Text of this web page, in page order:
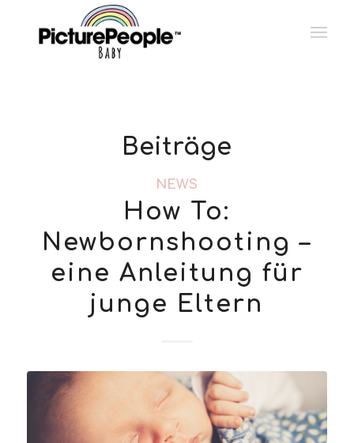
Beiträge
NEWS
How To:
Newbornshooting –
eine Anleitung für
junge Eltern